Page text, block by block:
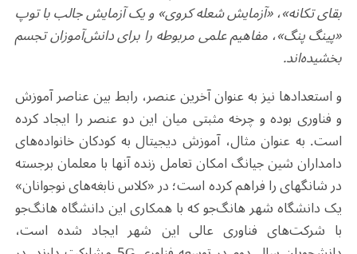
بقای تکانه»، «آزمایش شعله کروی» و یک آزمایش جالب با توپ
«پینگ پنگ»، مفاهیم علمی مربوطه را برای دانش‌آموزان تجسم
بخشیده‌اند.
و استعدادها نیز به عنوان آخرین عنصر، رابط بین عناصر آموزش
و فناوری بوده و چرخه مثبتی میان این دو عنصر را ایجاد کرده
است. به عنوان مثال، آموزش دیجیتال به کودکان خانواده‌های
دامداران شین جیانگ امکان تعامل زنده آنها با معلمان برجسته
در شانگهای را فراهم کرده است؛ در «کلاس نابغه‌های نوجوانان»
یک دانشگاه شهر هانگ‌جو که با همکاری این دانشگاه هانگ‌جو
با شرکت‌های فناوری عالی این شهر ایجاد شده است،